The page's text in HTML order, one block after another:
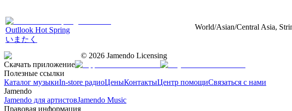
Outllook Hot Spring
いまたく
World/Asian/Central Asia,
© 2026 Jamendo Licensing
Скачать приложение
Полезные ссылки
Каталог музыкиIn-store радиоЦеныКонтактыЦентр помощиСвязаться с нами
Jamendo
Jamendo для артистовJamendo Music
Правовая информация